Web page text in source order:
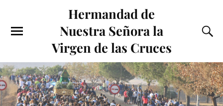
Hermandad de
Nuestra Señora la
Virgen de las Cruces